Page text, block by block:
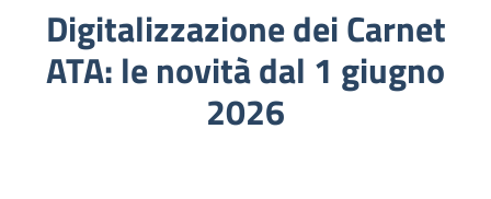
Digitalizzazione dei Carnet
ATA: le novità dal 1 giugno
2026